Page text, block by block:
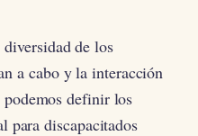
de los
a cabo y la interacción
definir los
para discapacitados